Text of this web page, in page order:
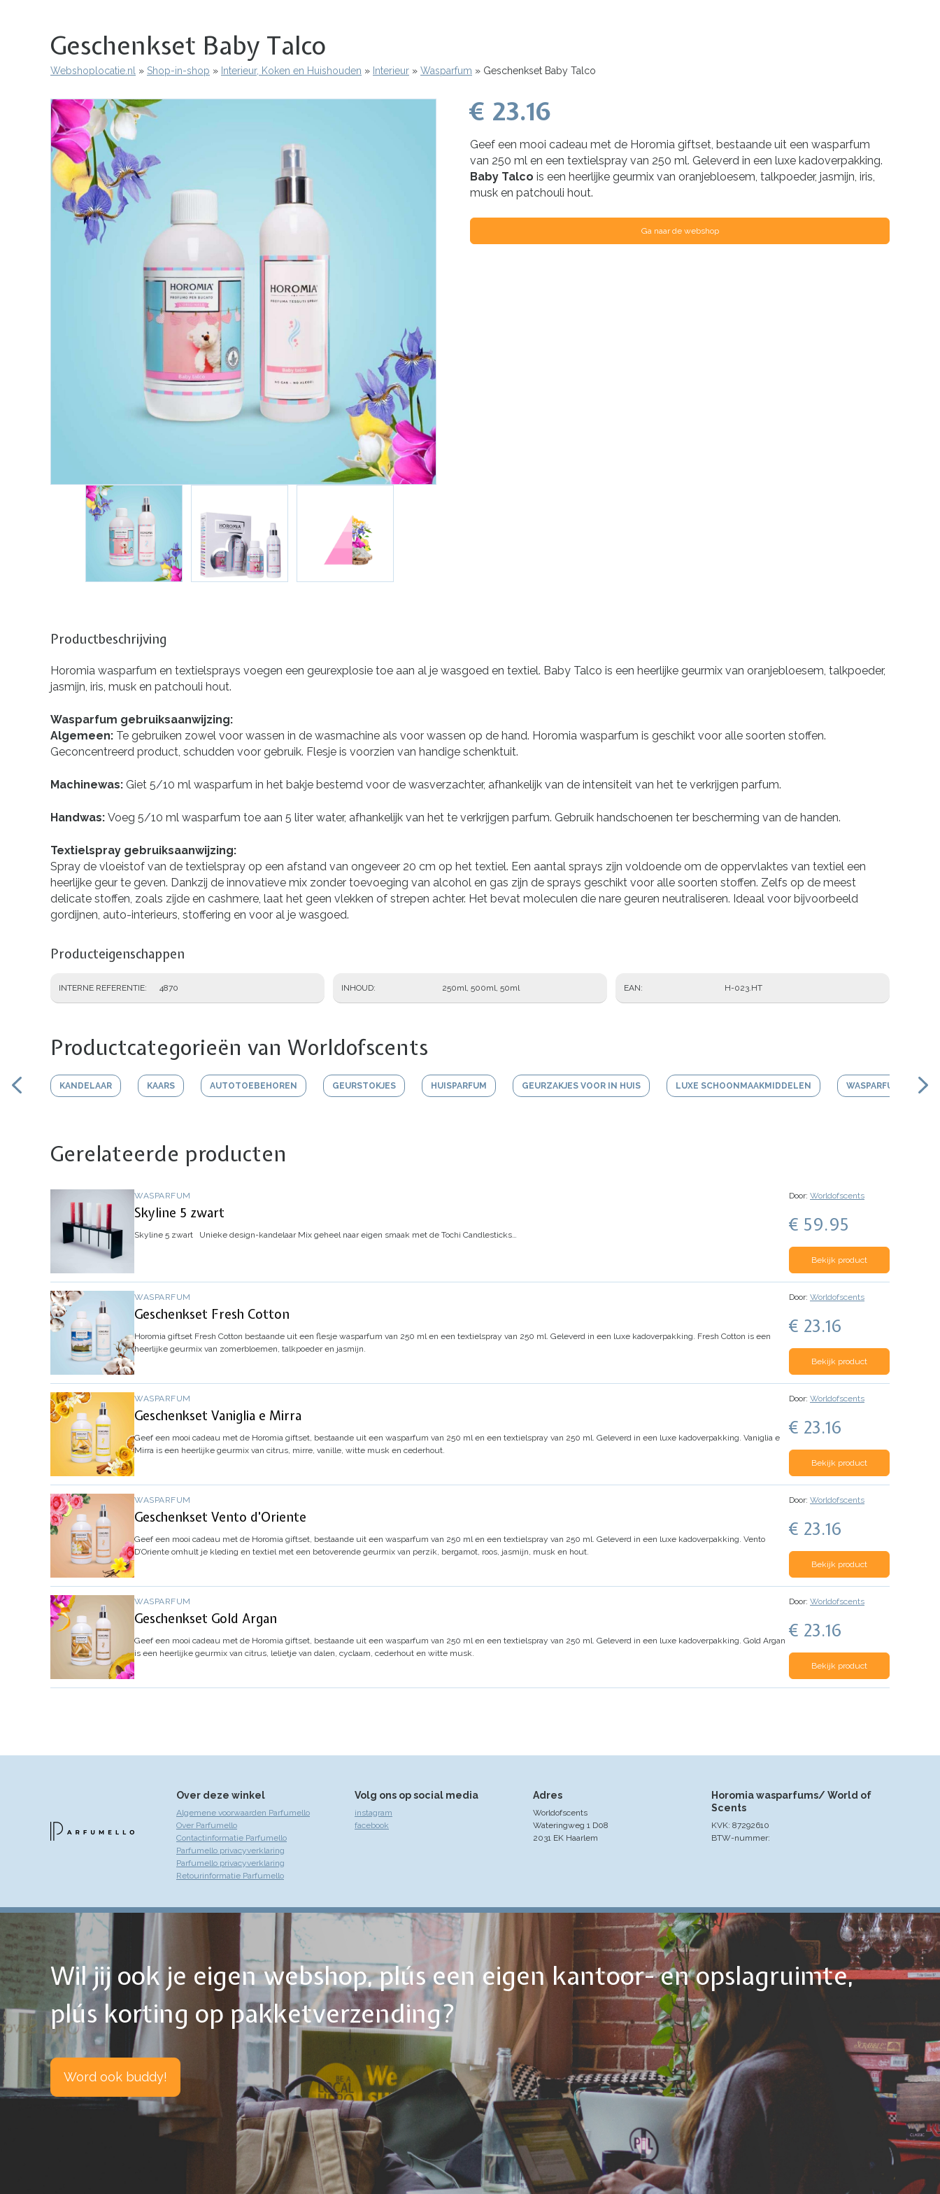
Geschenkset Baby Talco
Kruimelpad
Webshoplocatie.nl Shop-in-shop Interieur, Koken en Huishouden Interieur Wasparfum Geschenkset Baby Talco
€ 23.16
Geef een mooi cadeau met de Horomia giftset, bestaande uit een wasparfum
van 250 ml en een textielspray van 250 ml. Geleverd in een luxe kadoverpakking.
Baby Talco is een heerlijke geurmix van oranjebloesem, talkpoeder, jasmijn, iris,
musk en patchouli hout.
Ga naar de webshop
Productbeschrijving
Horomia wasparfum en textielsprays voegen een geurexplosie toe aan al je wasgoed en textiel. Baby Talco is een heerlijke geurmix van oranjebloesem, talkpoeder,
jasmijn, iris, musk en patchouli hout.
Wasparfum gebruiksaanwijzing:
Algemeen: Te gebruiken zowel voor wassen in de wasmachine als voor wassen op de hand. Horomia wasparfum is geschikt voor alle soorten stoffen.
Geconcentreerd product, schudden voor gebruik. Flesje is voorzien van handige schenktuit.
Machinewas: Giet 5/10 ml wasparfum in het bakje bestemd voor de wasverzachter, afhankelijk van de intensiteit van het te verkrijgen parfum.
Handwas: Voeg 5/10 ml wasparfum toe aan 5 liter water, afhankelijk van het te verkrijgen parfum. Gebruik handschoenen ter bescherming van de handen.
Textielspray gebruiksaanwijzing:
Spray de vloeistof van de textielspray op een afstand van ongeveer 20 cm op het textiel. Een aantal sprays zijn voldoende om de oppervlaktes van textiel een
heerlijke geur te geven. Dankzij de innovatieve mix zonder toevoeging van alcohol en gas zijn de sprays geschikt voor alle soorten stoffen. Zelfs op de meest
delicate stoffen, zoals zijde en cashmere, laat het geen vlekken of strepen achter. Het bevat moleculen die nare geuren neutraliseren. Ideaal voor bijvoorbeeld
gordijnen, auto-interieurs, stoffering en voor al je wasgoed.
Producteigenschappen
INTERNE REFERENTIE 4870 INHOUD 250ml, 500ml, 50ml EAN H-023.HT
Productcategorieën van Worldofscents
KANDELAAR KAARS AUTOTOEBEHOREN GEURSTOKJES HUISPARFUM GEURZAKJES VOOR IN HUIS LUXE SCHOONMAAKMIDDELEN WASPARFUM
Gerelateerde producten
WASPARFUM
Skyline 5 zwart
Skyline 5 zwart Unieke design-kandelaar Mix geheel naar eigen smaak met de Tochi Candlesticks
Door: Worldofscents
€ 59.95
Bekijk product
WASPARFUM
Geschenkset Fresh Cotton
Horomia giftset Fresh Cotton bestaande uit een flesje wasparfum van 250 ml en een textielspray van 250 ml. Geleverd in een luxe kadoverpakking. Fresh Cotton is een
heerlijke geurmix van zomerbloemen, talkpoeder en jasmijn.
Door: Worldofscents
€ 23.16
Bekijk product
WASPARFUM
Geschenkset Vaniglia e Mirra
Geef een mooi cadeau met de Horomia giftset, bestaande uit een wasparfum van 250 ml en een textielspray van 250 ml. Geleverd in een luxe kadoverpakking. Vaniglia e
Mirra is een heerlijke geurmix van citrus, mirre, vanille, witte musk en cederhout.
Door: Worldofscents
€ 23.16
Bekijk product
WASPARFUM
Geschenkset Vento d'Oriente
Geef een mooi cadeau met de Horomia giftset, bestaande uit een wasparfum van 250 ml en een textielspray van 250 ml. Geleverd in een luxe kadoverpakking. Vento
D’Oriente omhult je kleding en textiel met een betoverende geurmix van perzik, bergamot, roos, jasmijn, musk en hout.
Door: Worldofscents
€ 23.16
Bekijk product
WASPARFUM
Geschenkset Gold Argan
Geef een mooi cadeau met de Horomia giftset, bestaande uit een wasparfum van 250 ml en een textielspray van 250 ml. Geleverd in een luxe kadoverpakking. Gold Argan
is een heerlijke geurmix van citrus, lelietje van dalen, cyclaam, cederhout en witte musk.
Door: Worldofscents
€ 23.16
Bekijk product
Over deze winkel
Algemene voorwaarden Parfumello
Over Parfumello
Contactinformatie Parfumello
Parfumello privacyverklaring
Parfumello privacyverklaring
Retourinformatie Parfumello
Volg ons op social media
instagram
facebook
Adres
Worldofscents
Wateringweg 1 D08
2031 EK Haarlem
Horomia wasparfums/ World of
Scents
KVK: 87292610
BTW-nummer:
Wil jij ook je eigen webshop, plús een eigen kantoor- en opslagruimte,
plús korting op pakketverzending?
Word ook buddy!